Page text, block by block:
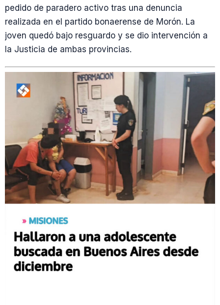
pedido de paradero activo tras una denuncia
realizada en el partido bonaerense de Morón. La
joven quedó bajo resguardo y se dio intervención a
la Justicia de ambas provincias.